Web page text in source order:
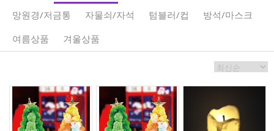
망원경/저금통 자물쇠/자석 텀블러/컵
방석/마스크
여름상품
겨울상품